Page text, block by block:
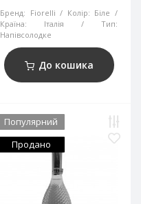
Бренд: Fiorelli Колір: Біле
Країна:
Італія
Тип:
Напівсолодке
До кошика
Популярний
Продано